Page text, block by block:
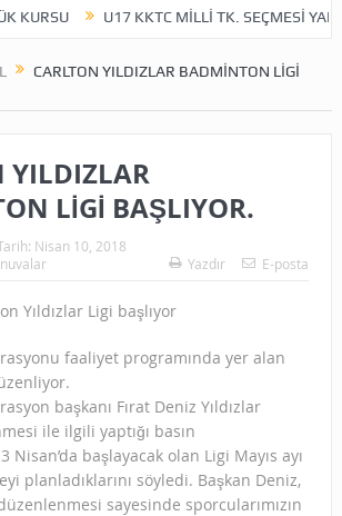
U17 KKTC MİLLİ TK. SEÇMESİ
CARLTON YILDIZLAR BADMİNTON LİGİ
YILDIZLAR
LİGİ BAŞLIYOR.
Nisan 10, 2018
Yazdır E-posta
Yıldızlar Ligi başlıyor
faaliyet programında yer alan
başkanı Fırat Deniz Yıldızlar
ile ilgili yaptığı basın
Nisan’da başlayacak olan Ligi Mayıs ayı
planladıklarını söyledi. Başkan Deniz,
sayesinde sporcularımızın